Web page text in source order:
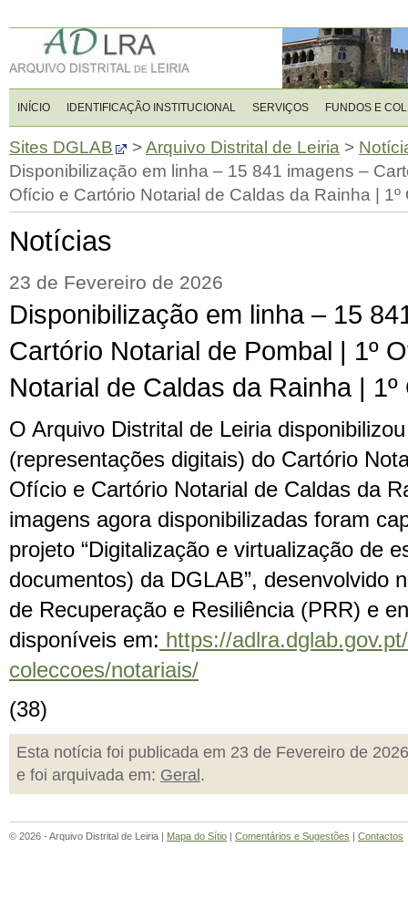
INÍCIO IDENTIFICAÇÃO INSTITUCIONAL SERVIÇOS FUNDOS E
Sites DGLAB >Arquivo Distrital de Leiria >
Disponibilização em linha – 15 841 imagens –
Ofício e Cartório Notarial de Caldas da Rainha | 1º
Notícias
23 de Fevereiro de 2026
Disponibilização em linha – 15
Cartório Notarial de Pombal | 1º
Notarial de Caldas da Rainha | 1º
O Arquivo Distrital de Leiria
(representações digitais) do Cartório
Ofício e Cartório Notarial de Caldas da
imagens agora disponibilizadas foram
projeto “Digitalização e virtualização de
documentos) da DGLAB”, desenvolvido
de Recuperação e Resiliência (PRR) e
disponíveis em: https://
coleccoes/notariais/
(38)
Esta notícia foi publicada em 23 de Fevereiro de 2026
e foi arquivada em: Geral .
© 2026 - Arquivo Distrital de Leiria | Mapa do Sítio | Comentários e Sugestões | Contactos